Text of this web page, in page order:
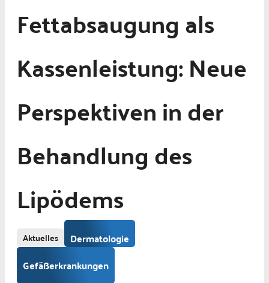
Fettabsaugung als
Kassenleistung: Neue
Perspektiven in der
Behandlung des
Lipödems
Aktuelles
Dermatologie
Gefäßerkrankungen